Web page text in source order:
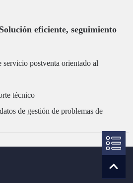
eficiente, seguimiento
servicio postventa orientado al
técnico
de gestión de problemas de
continua, satisfacción del cliente